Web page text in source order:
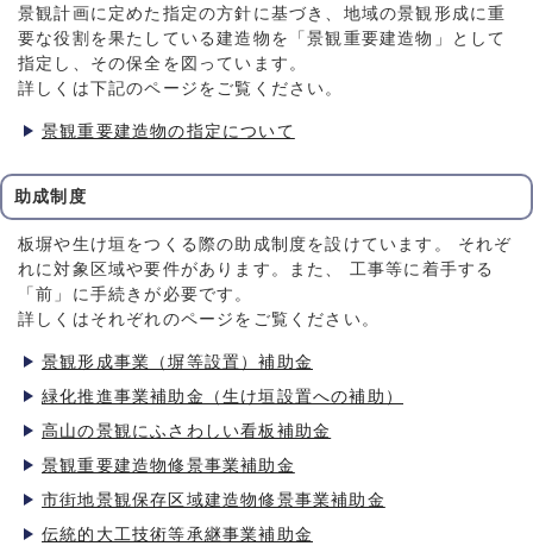
景観計画に定めた指定の方針に基づき、地域の景観形成に重
要な役割を果たしている建造物を「景観重要建造物」として
指定し、その保全を図っています。
詳しくは下記のページをご覧ください。
景観重要建造物の指定について
助成制度
板塀や生け垣をつくる際の助成制度を設けています。 それぞ
れに対象区域や要件があります。また、 工事等に着手する
「前」に手続きが必要です。
詳しくはそれぞれのページをご覧ください。
景観形成事業（塀等設置）補助金
緑化推進事業補助金（生け垣設置への補助）
高山の景観にふさわしい看板補助金
景観重要建造物修景事業補助金
市街地景観保存区域建造物修景事業補助金
伝統的大工技術等承継事業補助金